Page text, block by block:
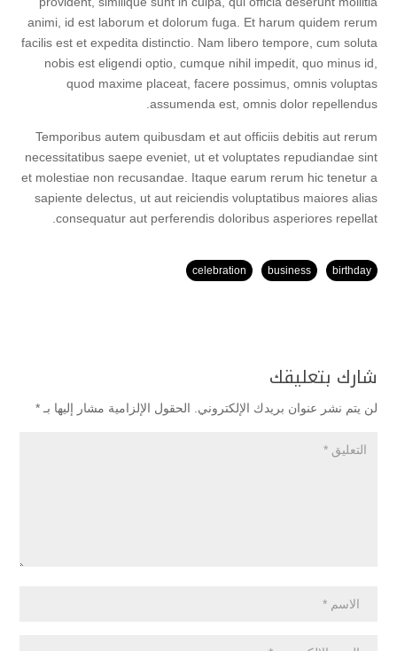
animi, id est laborum et dolorum fuga. Et harum quidem rerum
facilis est et expedita distinctio. Nam libero tempore, cum soluta
nobis est eligendi optio, cumque nihil impedit, quo minus id,
quod maxime placeat, facere possimus, omnis voluptas
assumenda est, omnis dolor repellendus.
Temporibus autem quibusdam et aut officiis debitis aut rerum
necessitatibus saepe eveniet, ut et voluptates repudiandae sint
et molestiae non recusandae. Itaque earum rerum hic tenetur a
sapiente delectus, ut aut reiciendis voluptatibus maiores alias
consequatur aut perferendis doloribus asperiores repellat.
birthday
business
celebration
شارك بتعليقك
لن يتم نشر عنوان بريدك الإلكتروني. الحقول الإلزامية مشار إليها بـ *